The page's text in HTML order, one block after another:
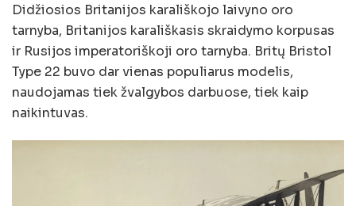
Didžiosios Britanijos karališkojo laivyno oro
tarnyba, Britanijos karališkasis skraidymo korpusas
ir Rusijos imperatoriškoji oro tarnyba. Britų Bristol
Type 22 buvo dar vienas populiarus modelis,
naudojamas tiek žvalgybos darbuose, tiek kaip
naikintuvas.